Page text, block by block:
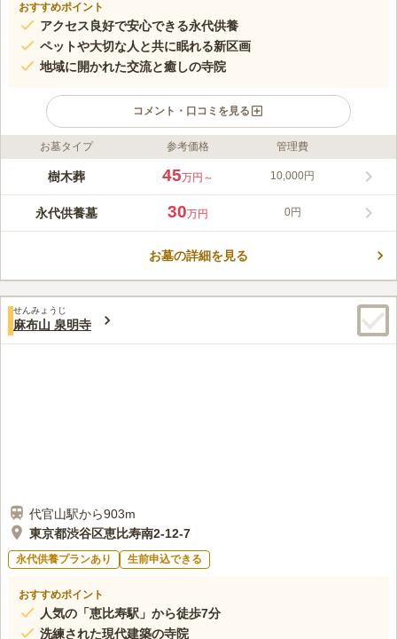
おすすめポイント
アクセス良好で安心できる永代供養
ペットや大切な人と共に眠れる新区画
地域に開かれた交流と癒しの寺院
コメント・口コミを見る
ライフドット編集部のコメント
都会の中にありながら、静寂と安らぎに包まれた大教寺「青葉台
ます。山門をくぐれば広々とした境内が広がり、竹林や本堂、四
季折々の花々が訪れる方の心をやさしく癒し、静かにお参りいた
由緒ある寺院でありながら、「テラヨガ」や写経、マルシェ、音
この霊園はまだ誰からも評価されていません。
お墓タイプ 参考価格 管理費
樹木葬 45万円～ 10,000円
永代供養墓 30万円 0円
お墓の詳細を見る
せんみょうじ
麻布山 泉明寺
代官山駅から903m
東京都渋谷区恵比寿南2-12-7
永代供養プランあり 生前申込できる
おすすめポイント
人気の「恵比寿駅」から徒歩7分
洗練された現代建築の寺院